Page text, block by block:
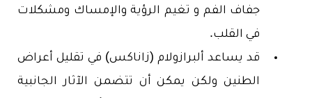
جفاف الفم و تغيم الرؤية والإمساك ومشكلات
في القلب.
قد يساعد ألبرازولام (زاناكس) في تقليل أعراض
الطنين ولكن يمكن أن تتضمن الآثار الجانبية